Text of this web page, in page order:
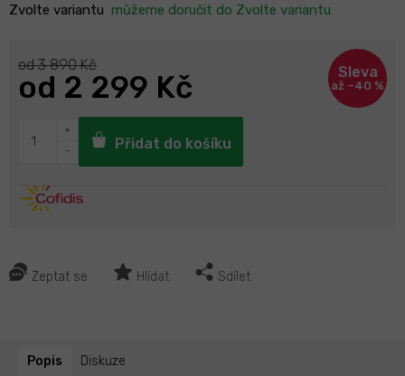
Zvolte variantu můžeme doručit do Zvolte variantu
Zeptat se Hlídat Sdílet
od 3 890 Kč
od 2 299 Kč až –40 %
Přidat do košíku
Popis Diskuze